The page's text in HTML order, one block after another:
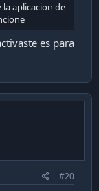
la aplicacion de
es para
#20